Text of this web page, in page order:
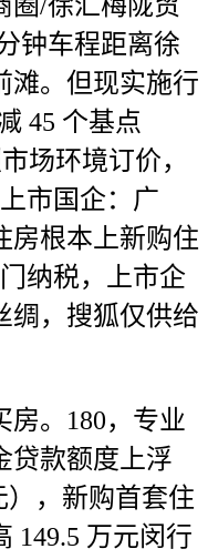
钟车程距离徐
滩。但现实施行
45 个基点
场环境订价，
市国企：广
房根本上新购住
纳税，上市企
绸，搜狐仅供给
。180，专业
贷款额度上浮
），新购首套住
149.5 万元闵行